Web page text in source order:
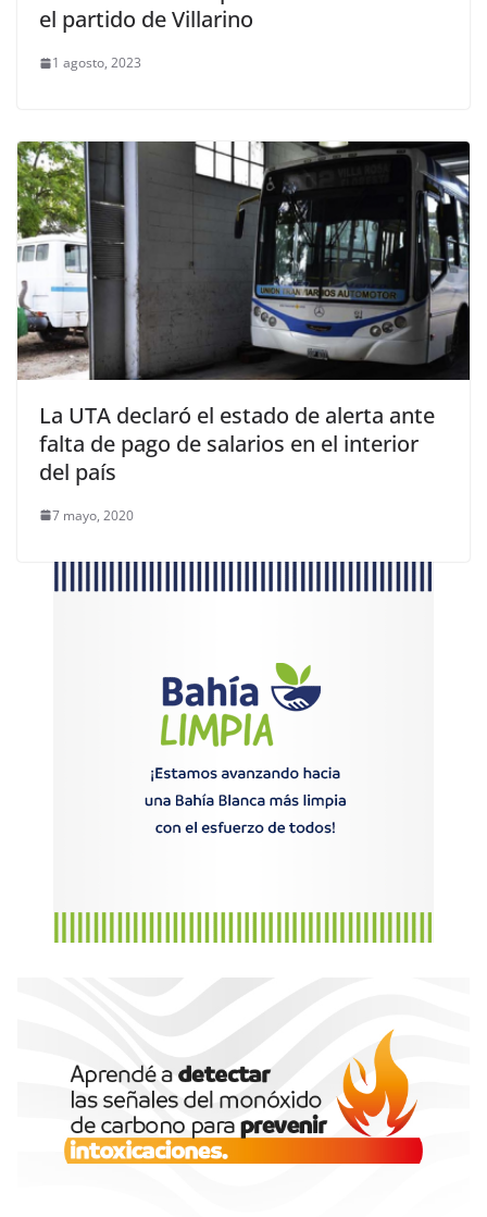
el partido de Villarino
1 agosto, 2023
La UTA declaró el estado de alerta ante
falta de pago de salarios en el interior
del país
7 mayo, 2020